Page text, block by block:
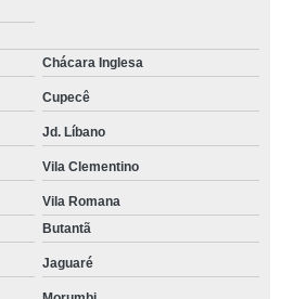
Chácara Inglesa
Cupecê
Jd. Líbano
Vila Clementino
Vila Romana
Butantã
Jaguaré